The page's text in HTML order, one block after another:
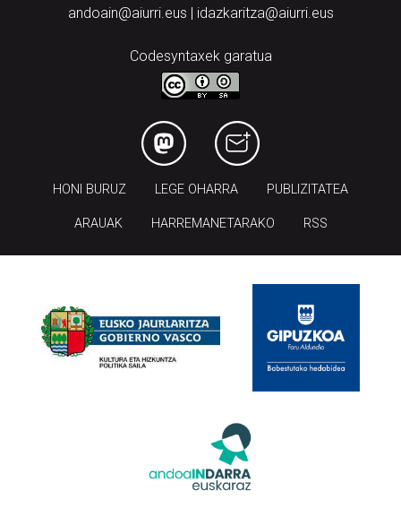
andoain@aiurri.eus | idazkaritza@aiurri.eus
Codesyntaxek garatua
HONI BURUZ LEGE OHARRA PUBLIZITATEA
ARAUAK HARREMANETARAKO RSS